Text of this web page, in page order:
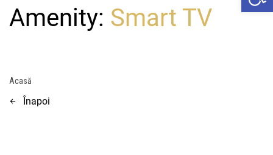
Amenity: Smart TV
Acasă
Înapoi